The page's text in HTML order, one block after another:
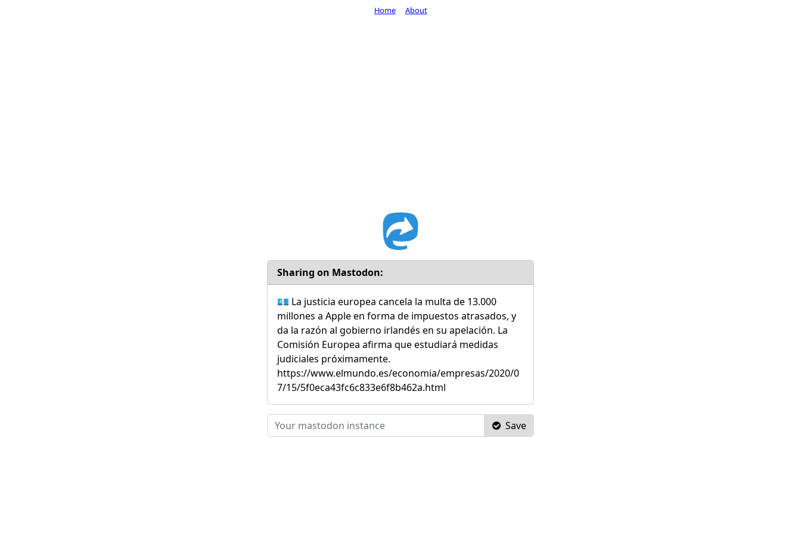
Sharing on Mastodon:
💶 La justicia europea cancela la multa de 13.000
millones a Apple en forma de impuestos atrasados, y
da la razón al gobierno irlandés en su apelación. La
Comisión Europea afirma que estudiará medidas
judiciales próximamente.
https://www.elmundo.es/economia/empresas/2020/0
7/15/5f0eca43fc6c833e6f8b462a.html
Save
Home About